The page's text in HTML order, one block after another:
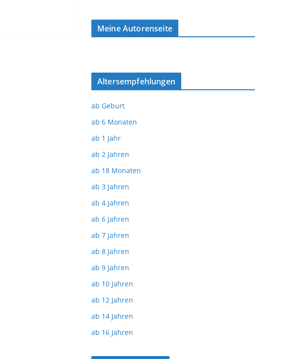
Meine Autorenseite
Altersempfehlungen
ab Geburt
ab 6 Monaten
ab 1 Jahr
ab 2 Jahren
ab 18 Monaten
ab 3 Jahren
ab 4 Jahren
ab 6 Jahren
ab 7 Jahren
ab 8 Jahren
ab 9 Jahren
ab 10 Jahren
ab 12 Jahren
ab 14 Jahren
ab 16 Jahren